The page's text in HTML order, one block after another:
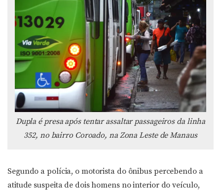
Dupla é presa após tentar assaltar passageiros da linha
352, no bairro Coroado, na Zona Leste de Manaus
Segundo a polícia, o motorista do ônibus percebendo a
atitude suspeita de dois homens no interior do veículo,